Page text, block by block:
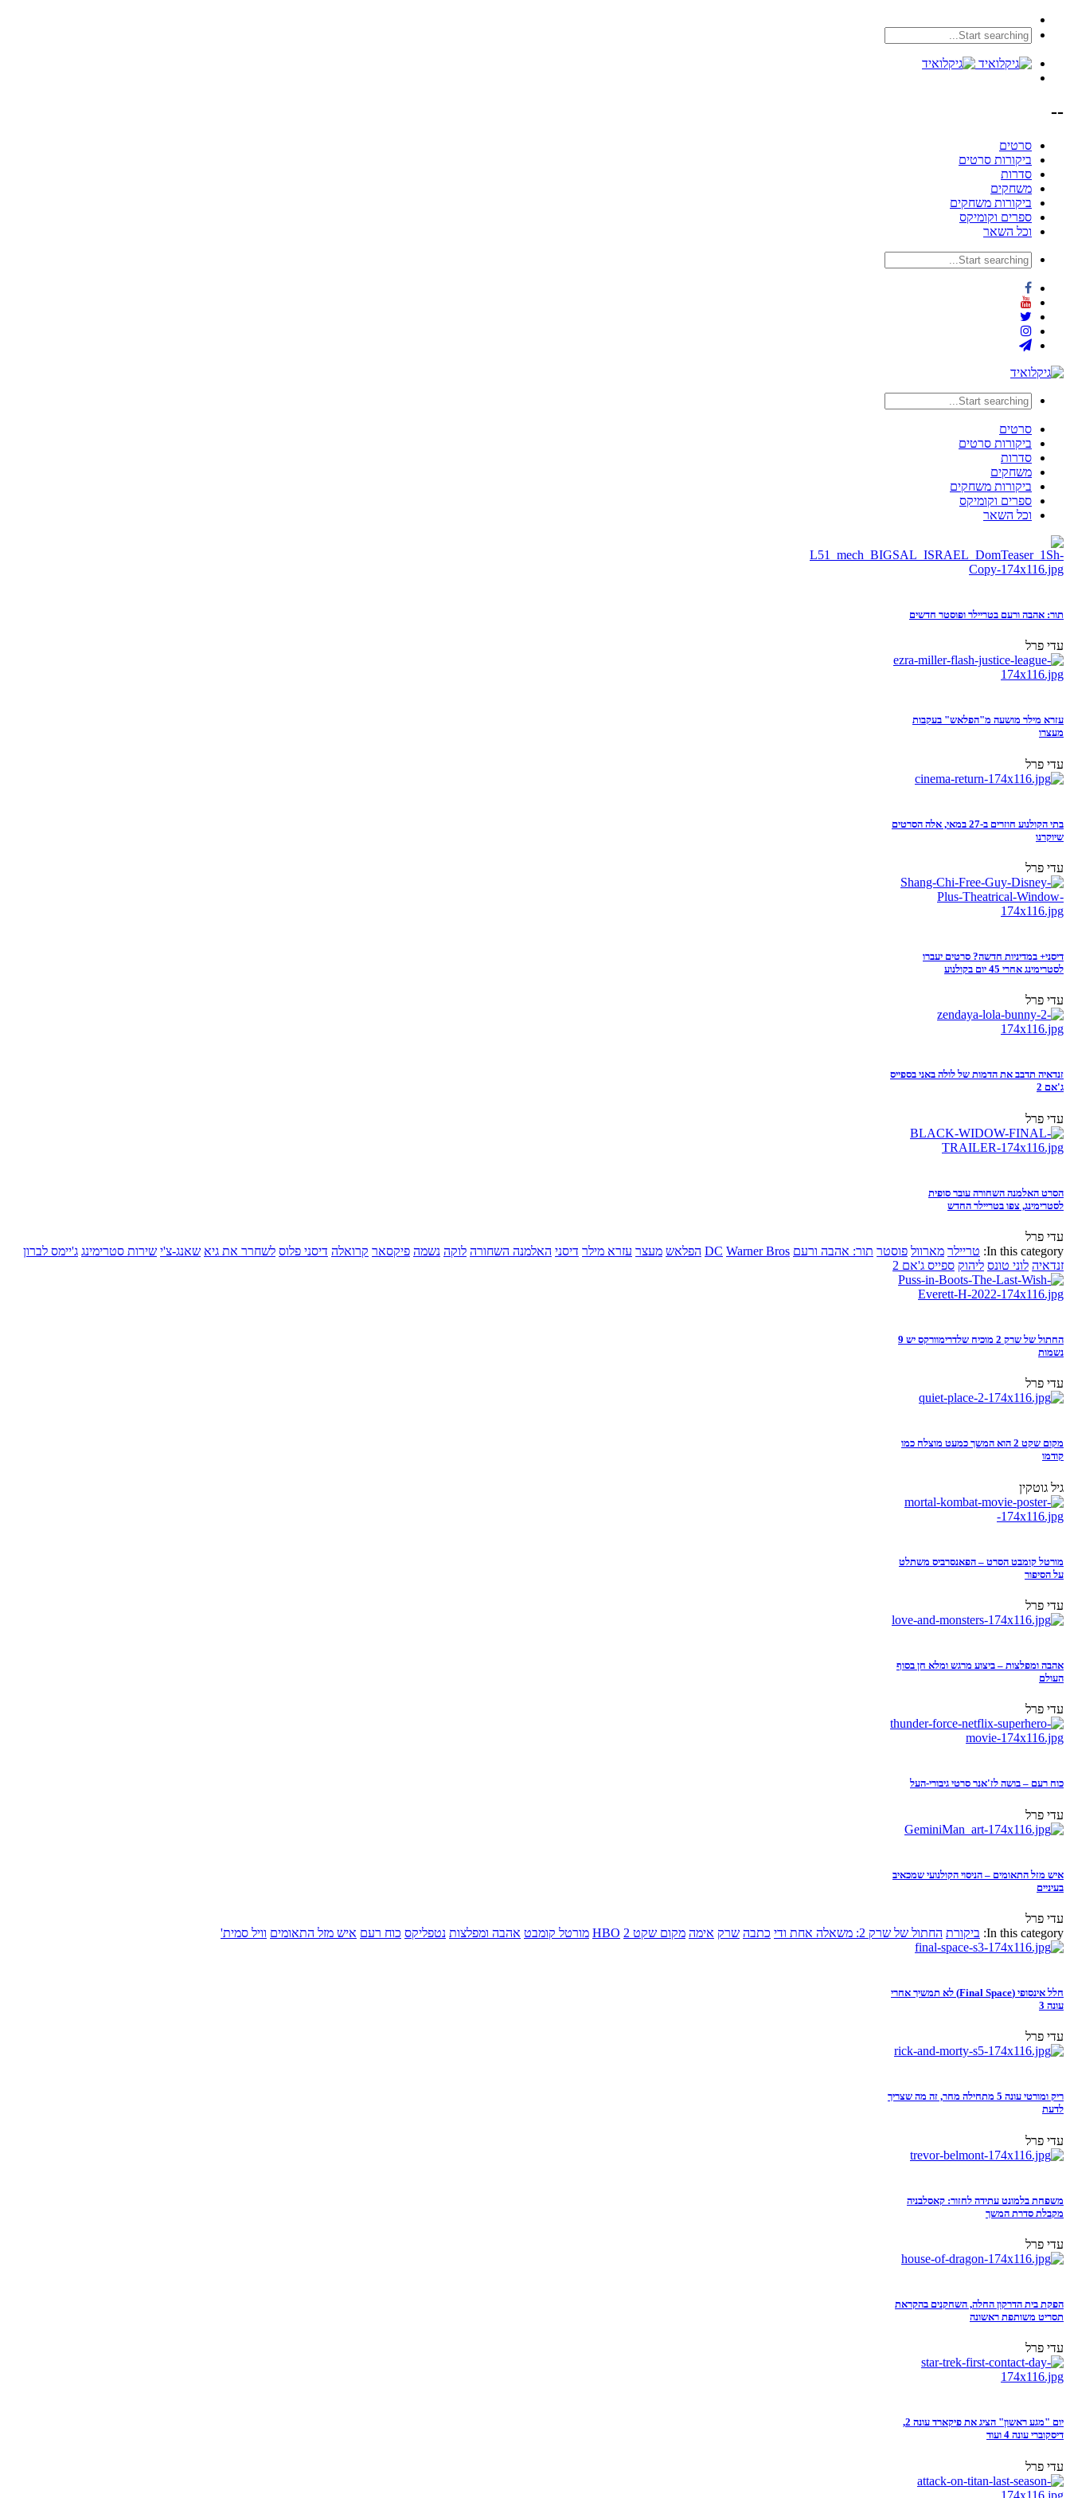
--
סרטים
ביקורות סרטים
סדרות
משחקים
ביקורות משחקים
ספרים וקומיקס
וכל השאר
סרטים
ביקורות סרטים
סדרות
משחקים
ביקורות משחקים
ספרים וקומיקס
וכל השאר
תור: אהבה ורעם בטריילר ופוסטר חדשים
עדי פרל
עזרא מילר מושעה מ"הפלאש" בעקבות
מעצרו
עדי פרל
בתי הקולנוע חוזרים ב-27 במאי, אלה הסרטים
שיוקרנו
עדי פרל
דיסני+ במדיניות חדשה? סרטים יעברו
לסטרימינג אחרי 45 יום בקולנוע
עדי פרל
זנדאיה תדבב את הדמות של לולה באני בספייס
ג'אם 2
עדי פרל
הסרט האלמנה השחורה עובר סופית
לסטרימינג, צפו בטריילר החדש
עדי פרל
In this category: טריילר מארוול פוסטר תור: אהבה ורעם DC Warner Bros הפלאש מעצר עזרא מילר דיסני האלמנה השחורה לוקה נשמה פיקסאר קרואלה דיסני פלוס לשחרר את גיא שאנג-צ'י שירות סטרימינג ג'יימס לברון
זנדאיה לוני טונס ליהוק ספייס ג'אם 2
החתול של שרק 2 מוכיח שלדרימוורקס יש 9
נשמות
עדי פרל
מקום שקט 2 הוא המשך כמעט מוצלח כמו
קודמו
גיל גוטקין
מורטל קומבט הסרט – הפאנסרביס משתלט
על הסיפור
עדי פרל
אהבה ומפלצות – ביצוע מרגש ומלא חן בסוף
העולם
עדי פרל
כוח רעם – בושה לז'אנר סרטי גיבורי-העל
עדי פרל
איש מזל התאומים – הניסוי הקולנועי שמכאיב
בעיניים
עדי פרל
In this category: ביקורת החתול של שרק 2: משאלה אחת ודי כתבה שרק אימה מקום שקט 2 HBO מורטל קומבט אהבה ומפלצות נטפליקס כוח רעם איש מזל התאומים וויל סמית'
חלל אינסופי (Final Space) לא תמשיך אחרי
עונה 3
עדי פרל
ריק ומורטי עונה 5 מתחילה מחר, זה מה שצריך
לדעת
עדי פרל
משפחת בלמונט עתידה לחזור: קאסלבניה
מקבלת סדרת המשך
עדי פרל
הפקת בית הדרקון החלה, השחקנים בהקראת
תסריט משותפת ראשונה
עדי פרל
יום "מגע ראשון" הציג את פיקארד עונה 2,
דיסקוברי עונה 4 ועוד
עדי פרל